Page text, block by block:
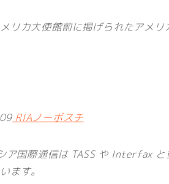
リカ大使館前に掲げられたアメ
RIAノーボスチ
ア国際通信は TASS や Interfax
ます。